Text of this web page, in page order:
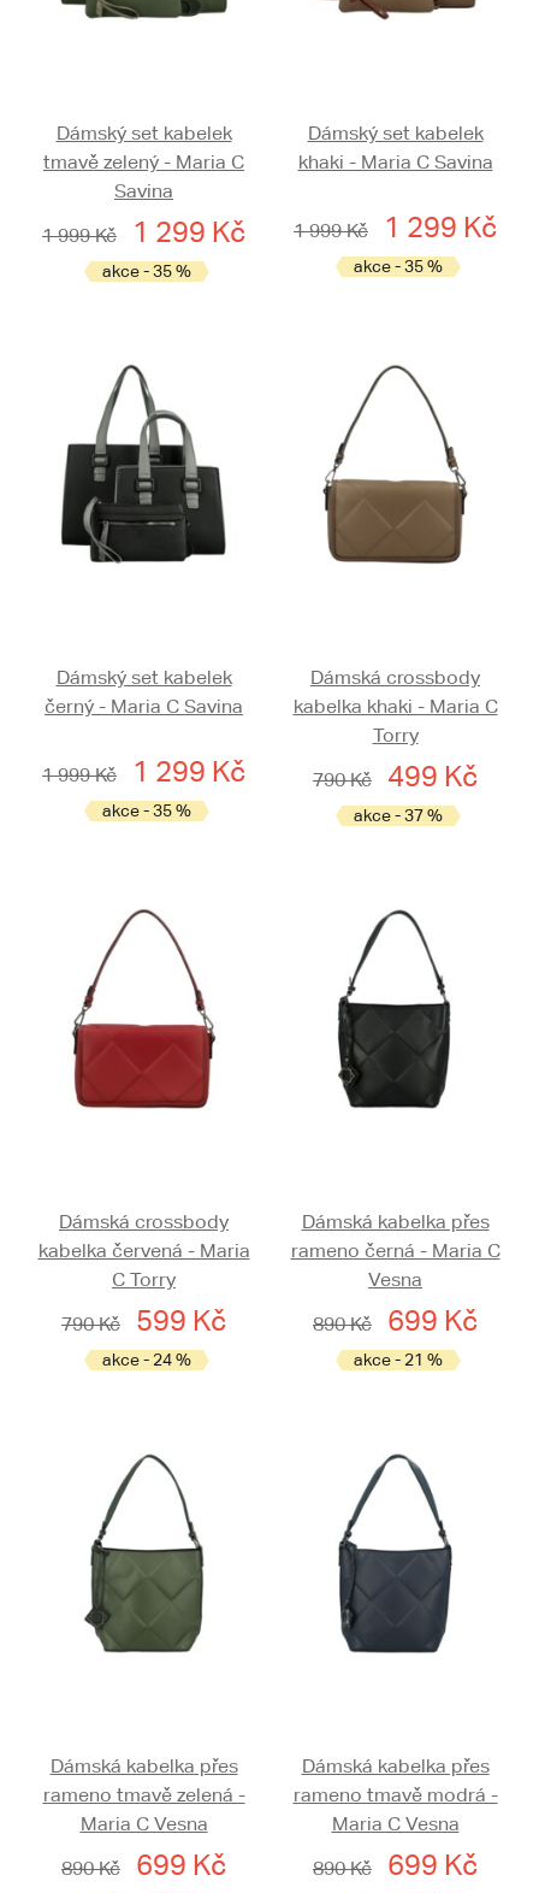
Dámský set kabelek
tmavě zelený - Maria C
Savina
1 999 Kč
1 299 Kč
akce - 35 %
Dámský set kabelek
khaki - Maria C Savina
1 999 Kč 1 299 Kč
akce - 35 %
Dámský set kabelek
černý - Maria C Savina
1 999 Kč 1 299 Kč
akce - 35 %
Dámská crossbody
kabelka khaki - Maria C
Torry
790 Kč
499 Kč
akce - 37 %
Dámská crossbody
kabelka červená - Maria
C Torry
790 Kč
599 Kč
akce - 24 %
Dámská kabelka přes
rameno černá - Maria C
Vesna
890 Kč
699 Kč
akce - 21 %
Dámská kabelka přes
rameno tmavě zelená -
Maria C Vesna
890 Kč
699 Kč
Dámská kabelka přes
rameno tmavě modrá -
Maria C Vesna
890 Kč
699 Kč